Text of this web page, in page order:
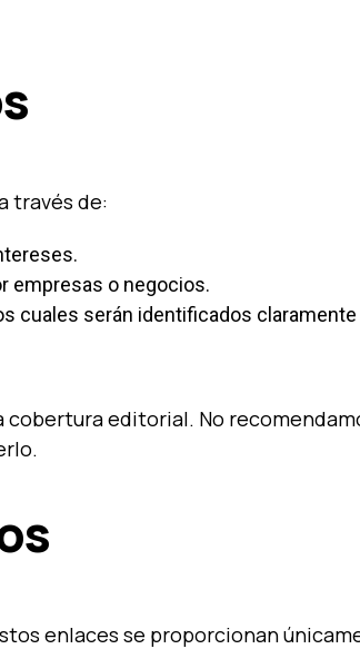
través de:
empresas o negocios.
cuales serán identificados claramente
editorial. No
enlaces se proporcionan